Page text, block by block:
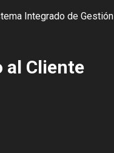
Integrado de Gestión
al Cliente